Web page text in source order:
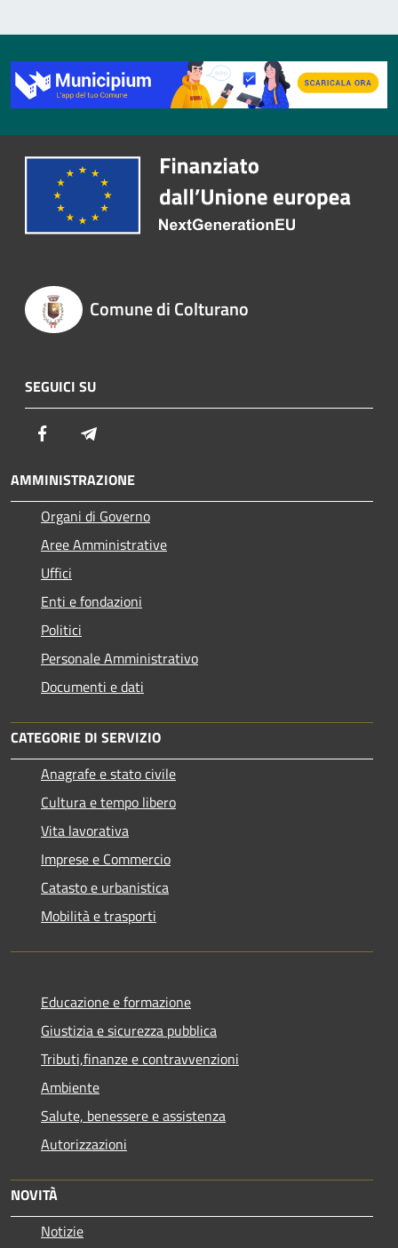
Comune di Colturano
SEGUICI SU
Facebook
AMMINISTRAZIONE
Organi di Governo
Aree Amministrative
Uffici
Enti e fondazioni
Politici
Personale Amministrativo
Documenti e dati
CATEGORIE DI SERVIZIO
Anagrafe e stato civile
Cultura e tempo libero
Vita lavorativa
Imprese e Commercio
Catasto e urbanistica
Mobilità e trasporti
Educazione e formazione
Giustizia e sicurezza pubblica
Tributi,finanze e contravvenzioni
Ambiente
Salute, benessere e assistenza
Autorizzazioni
NOVITÀ
Notizie